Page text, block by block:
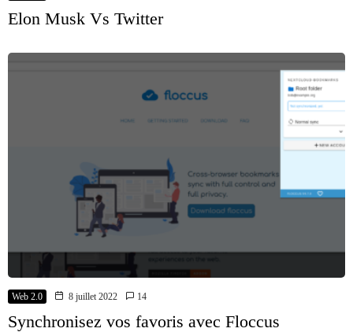
Elon Musk Vs Twitter
Web 2.0 8 juillet 2022 14
Synchronisez vos favoris avec Floccus